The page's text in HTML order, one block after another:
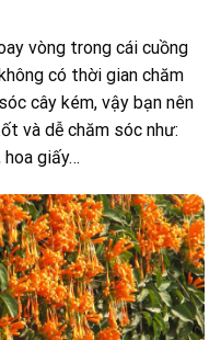
vòng trong cái cuồng
có thời gian chăm
cây kém, vậy bạn nên
và dễ chăm sóc như:
giấy…